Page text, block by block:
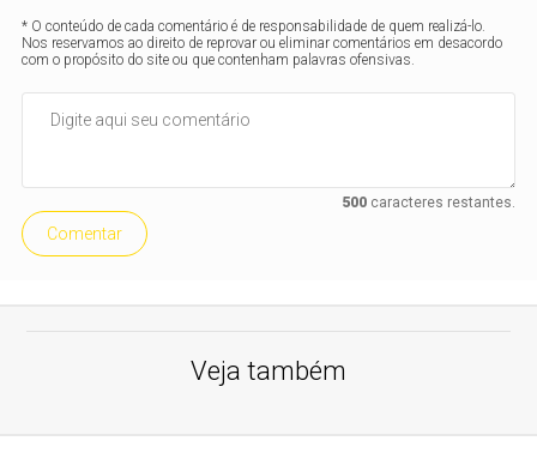
* O conteúdo de cada comentário é de responsabilidade de quem realizá-lo.
Nos reservamos ao direito de reprovar ou eliminar comentários em desacordo
com o propósito do site ou que contenham palavras ofensivas.
500caracteres restantes.
Comentar
Veja também